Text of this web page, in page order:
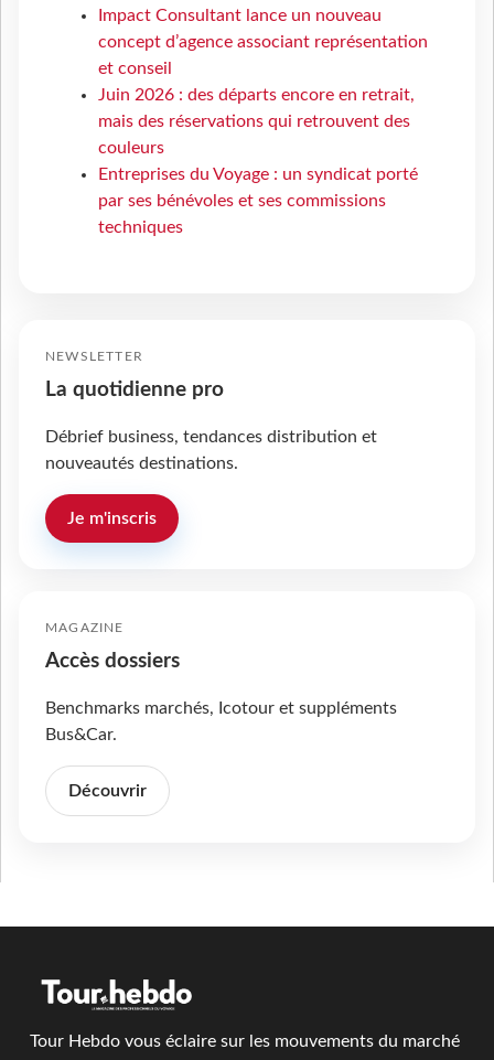
Impact Consultant lance un nouveau
concept d’agence associant représentation
et conseil
Juin 2026 : des départs encore en retrait,
mais des réservations qui retrouvent des
couleurs
Entreprises du Voyage : un syndicat porté
par ses bénévoles et ses commissions
techniques
NEWSLETTER
La quotidienne pro
Débrief business, tendances distribution et
nouveautés destinations.
Je m'inscris
MAGAZINE
Accès dossiers
Benchmarks marchés, Icotour et suppléments
Bus&Car.
Découvrir
Tour Hebdo vous éclaire sur les mouvements du marché